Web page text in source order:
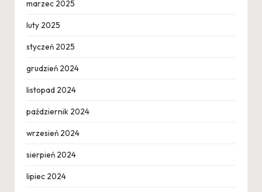
marzec 2025
luty 2025
styczeń 2025
grudzień 2024
listopad 2024
październik 2024
wrzesień 2024
sierpień 2024
lipiec 2024